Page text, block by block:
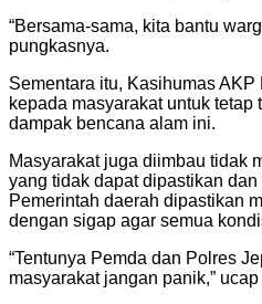
“Bersama-sama, kita bantu
pungkasnya.
Sementara itu, Kasihumas
kepada masyarakat untuk
dampak bencana alam ini.
Masyarakat juga diimbau tidak
yang tidak dapat dipastikan
Pemerintah daerah dipastikan
dengan sigap agar semua
“Tentunya Pemda dan Polres
masyarakat jangan panik,”